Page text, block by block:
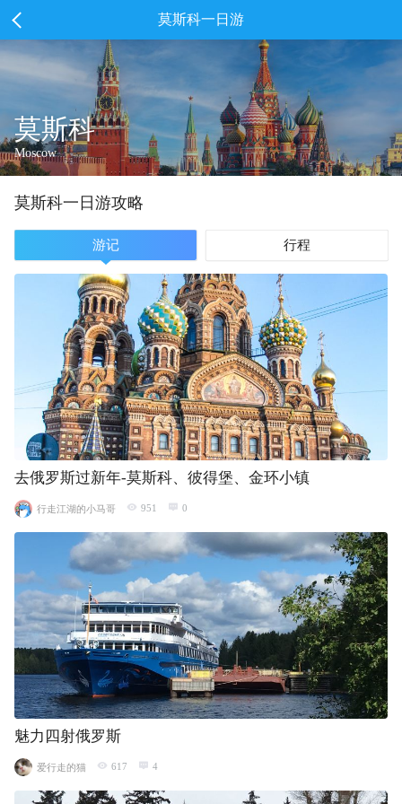
莫斯科一日游
莫斯科
Moscow
莫斯科一 日游攻略
游记 行程
去俄罗斯过新年-莫斯科、彼得堡、金环小镇
行走江湖的小马哥 951 0
魅力四射俄罗斯
爱行走的猫 617 4